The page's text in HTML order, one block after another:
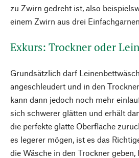
zu Zwirn gedreht ist, also
einem Zwirn aus drei
Exkurs: Trockner oder
Grundsätzlich darf
angeschleudert und in den
kann dann jedoch noch mehr
sich schwerer glätten und erhält
die perfekte glatte Oberfläche
es legerer mögen, ist es das
die Wäsche in den Trockner geben,